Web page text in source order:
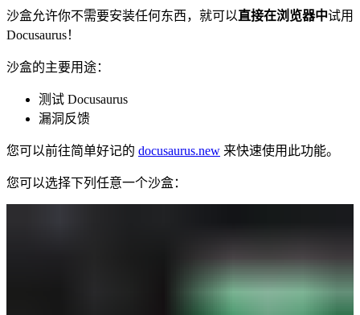
沙盒允许你不需要安装任何东西，就可以直接在浏览器中试用
Docusaurus！
沙盒的主要用途：
测试 Docusaurus
漏洞反馈
您可以前往简单好记的 docusaurus.new 来快速使用此功能。
您可以选择下列任意一个沙盒：